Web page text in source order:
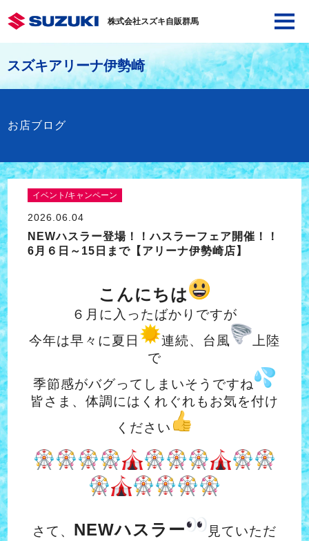
株式会社スズキ自販群馬
スズキアリーナ伊勢崎
お店ブログ
イベント/キャンペーン
2026.06.04
NEWハスラー登場！！ハスラーフェア開催！！
6月６日～15日まで【アリーナ伊勢崎店】
こんにちは
６月に入ったばかりですが
今年は早々に夏日
連続、台風
上陸
で
季節感がバグってしまいそうですね
皆さま、体調にはくれぐれもお気を付け
ください
さて、 NEWハスラー
見ていただ